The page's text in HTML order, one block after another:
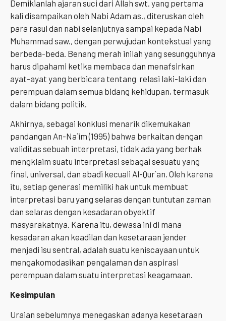
Demikianlah ajaran suci dari Allah swt. yang pertama
kali disampaikan oleh Nabi Adam as., diteruskan oleh
para rasul dan nabi selanjutnya sampai kepada Nabi
Muhammad saw., dengan perwujudan kontekstual yang
berbeda-beda. Benang merah inilah yang sesungguhnya
harus dipahami ketika membaca dan menafsirkan
ayat-ayat yang berbicara tentang relasi laki-laki dan
perempuan dalam semua bidang kehidupan, termasuk
dalam bidang politik.
Akhirnya, sebagai konklusi menarik dikemukakan
pandangan An-Na`im (1995) bahwa berkaitan dengan
validitas sebuah interpretasi, tidak ada yang berhak
mengklaim suatu interpretasi sebagai sesuatu yang
final, universal, dan abadi kecuali Al-Qur`an. Oleh karena
itu, setiap generasi memiliki hak untuk membuat
interpretasi baru yang selaras dengan tuntutan zaman
dan selaras dengan kesadaran obyektif
masyarakatnya. Karena itu, dewasa ini di mana
kesadaran akan keadilan dan kesetaraan jender
menjadi isu sentral, adalah suatu keniscayaan untuk
mengakomodasikan pengalaman dan aspirasi
perempuan dalam suatu interpretasi keagamaan.
Kesimpulan
Uraian sebelumnya menegaskan adanya kesetaraan